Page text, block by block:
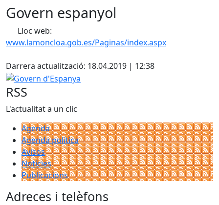
Govern espanyol
Lloc web:
www.lamoncloa.gob.es/Paginas/index.aspx
Darrera actualització: 18.04.2019 | 12:38
Govern d'Espanya
RSS
L'actualitat a un clic
Agenda
Agenda política
Avisos
Notícies
Publicacions
Adreces i telèfons